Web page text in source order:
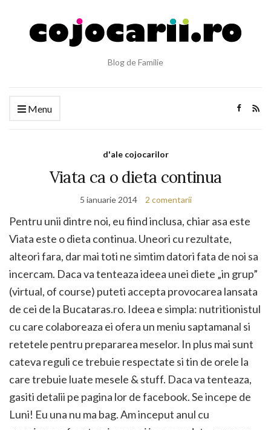
Blog de Familie
Menu
d'ale cojocarilor
Viata ca o dieta continua
5 ianuarie 2014 2 comentarii
Pentru unii dintre noi, eu fiind inclusa, chiar asa este
Viata este o dieta continua. Uneori cu rezultate,
alteori fara, dar mai toti ne simtim datori fata de noi sa
incercam. Daca va tenteaza ideea unei diete „in grup”
(virtual, of course) puteti accepta provocarea lansata
de cei de la Bucataras.ro. Ideea e simpla: nutritionistul
cu care colaboreaza ei ofera un meniu saptamanal si
retetele pentru prepararea meselor. In plus mai sunt
cateva reguli ce trebuie respectate si tin de orele la
care trebuie luate mesele & stuff. Daca va tenteaza,
gasiti detalii pe pagina lor de facebook. Se incepe de
Luni! Eu una nu ma bag. Am inceput anul cu